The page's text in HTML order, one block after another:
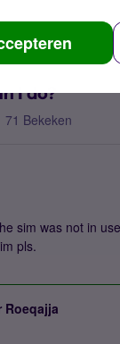
I do?
71 Bekeken
sim was not in
pls.
Roeqajja